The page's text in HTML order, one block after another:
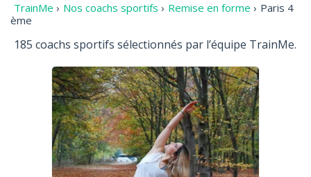
TrainMe › Nos coachs sportifs › Remise en forme › Paris 4
ème
185 coachs sportifs sélectionnés par l’équipe TrainMe.